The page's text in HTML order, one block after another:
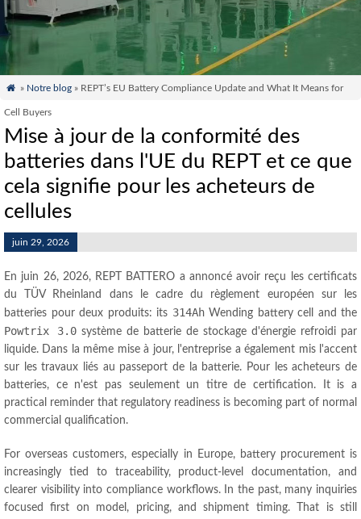
 » Notre blog » REPT’s EU Battery Compliance Update and What It Means for
Cell Buyers
Mise à jour de la conformité des
batteries dans l'UE du REPT et ce que
cela signifie pour les acheteurs de
cellules
juin 29, 2026
En juin 26, 2026, REPT BATTERO a annoncé avoir reçu les certificats
du TÜV Rheinland dans le cadre du règlement européen sur les
batteries pour deux produits: its 314Ah Wending battery cell and the
Powtrix 3.0 système de batterie de stockage d'énergie refroidi par
liquide. Dans la même mise à jour, l'entreprise a également mis l'accent
sur les travaux liés au passeport de la batterie. Pour les acheteurs de
batteries, ce n'est pas seulement un titre de certification.
It is a
practical reminder that regulatory readiness is becoming part of normal
commercial qualification.
For overseas customers,especially in Europe, battery procurement is
increasingly tied to traceability, product-level documentation,and
clearer visibility into compliance workflows. In the past, many inquiries
focused first on model , pricing,and shipment timing.
That is still